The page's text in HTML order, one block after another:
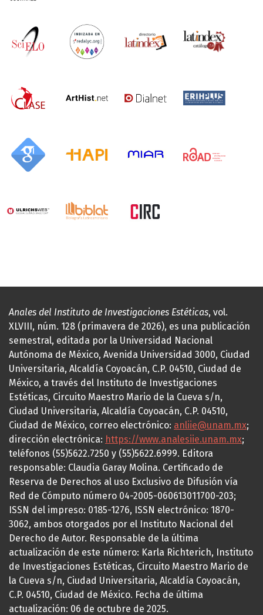
Anales del Instituto de Investigaciones Estéticas, vol.
XLVIII, núm. 128 (primavera de 2026), es una publicación
semestral, editada por la Universidad Nacional
Autónoma de México, Avenida Universidad 3000, Ciudad
Universitaria, Alcaldía Coyoacán, C.P. 04510, Ciudad de
México, a través del Instituto de Investigaciones
Estéticas, Circuito Maestro Mario de la Cueva s/n,
Ciudad Universitaria, Alcaldía Coyoacán, C.P. 04510,
Ciudad de México, correo electrónico: anliie@unam.mx;
dirección electrónica: https://www.analesiie.unam.mx;
teléfonos (55)5622.7250 y (55)5622.6999. Editora
responsable: Claudia Garay Molina. Certificado de
Reserva de Derechos al uso Exclusivo de Difusión vía
Red de Cómputo número 04-2005-060613011700-203;
ISSN del impreso: 0185-1276, ISSN electrónico: 1870-
3062, ambos otorgados por el Instituto Nacional del
Derecho de Autor. Responsable de la última
actualización de este número: Karla Richterich, Instituto
de Investigaciones Estéticas, Circuito Maestro Mario de
la Cueva s/n, Ciudad Universitaria, Alcaldía Coyoacán,
C.P. 04510, Ciudad de México. Fecha de última
actualización: 06 de octubre de 2025.